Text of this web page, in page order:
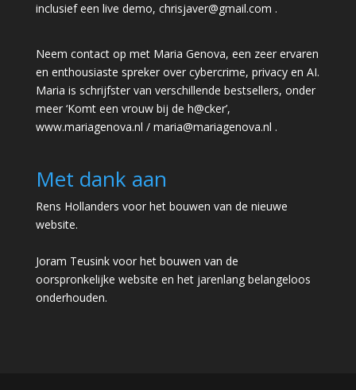
inclusief een live demo, chrisjaver@gmail.com .
Neem contact op met Maria Genova, een zeer ervaren
en enthousiaste spreker over cybercrime, privacy en AI.
Maria is schrijfster van verschillende bestsellers, onder
meer ‘Komt een vrouw bij de h@cker’,
www.mariagenova.nl / maria@mariagenova.nl .
Met dank aan
Rens Hollanders voor het bouwen van de nieuwe
website.
Joram Teusink voor het bouwen van de
oorspronkelijke website en het jarenlang belangeloos
onderhouden.